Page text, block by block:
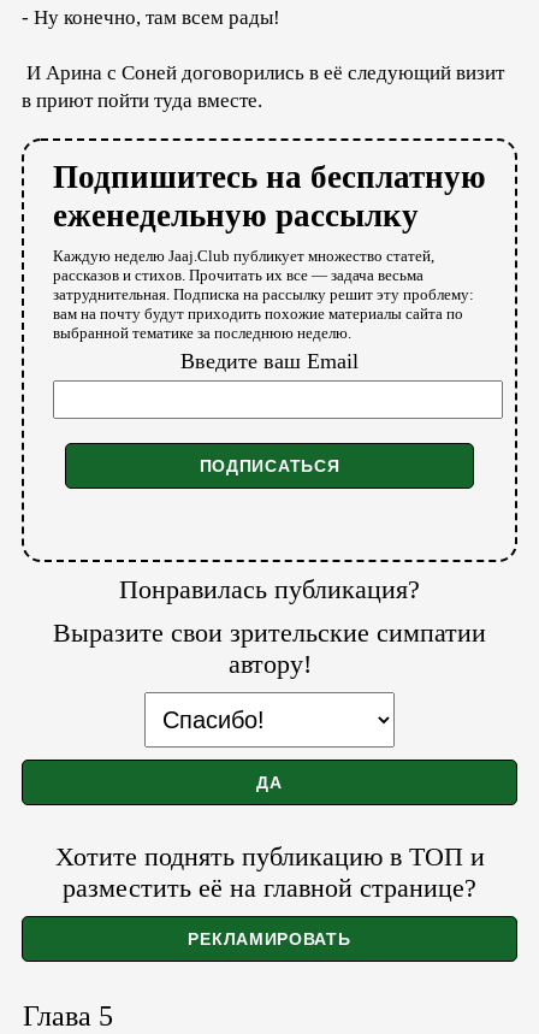
- Ну конечно, там всем рады!
И Арина с Соней договорились в её следующий визит
в приют пойти туда вместе.
Подпишитесь на бесплатную
еженедельную рассылку
Каждую неделю Jaaj.Club публикует множество статей,
рассказов и стихов. Прочитать их все — задача весьма
затруднительная. Подписка на рассылку решит эту проблему:
вам на почту будут приходить похожие материалы сайта по
выбранной тематике за последнюю неделю.
Введите ваш Email
Понравилась публикация?
Выразите свои зрительские симпатии
автору!
Хотите поднять публикацию в ТОП и
разместить её на главной странице?
Глава 5